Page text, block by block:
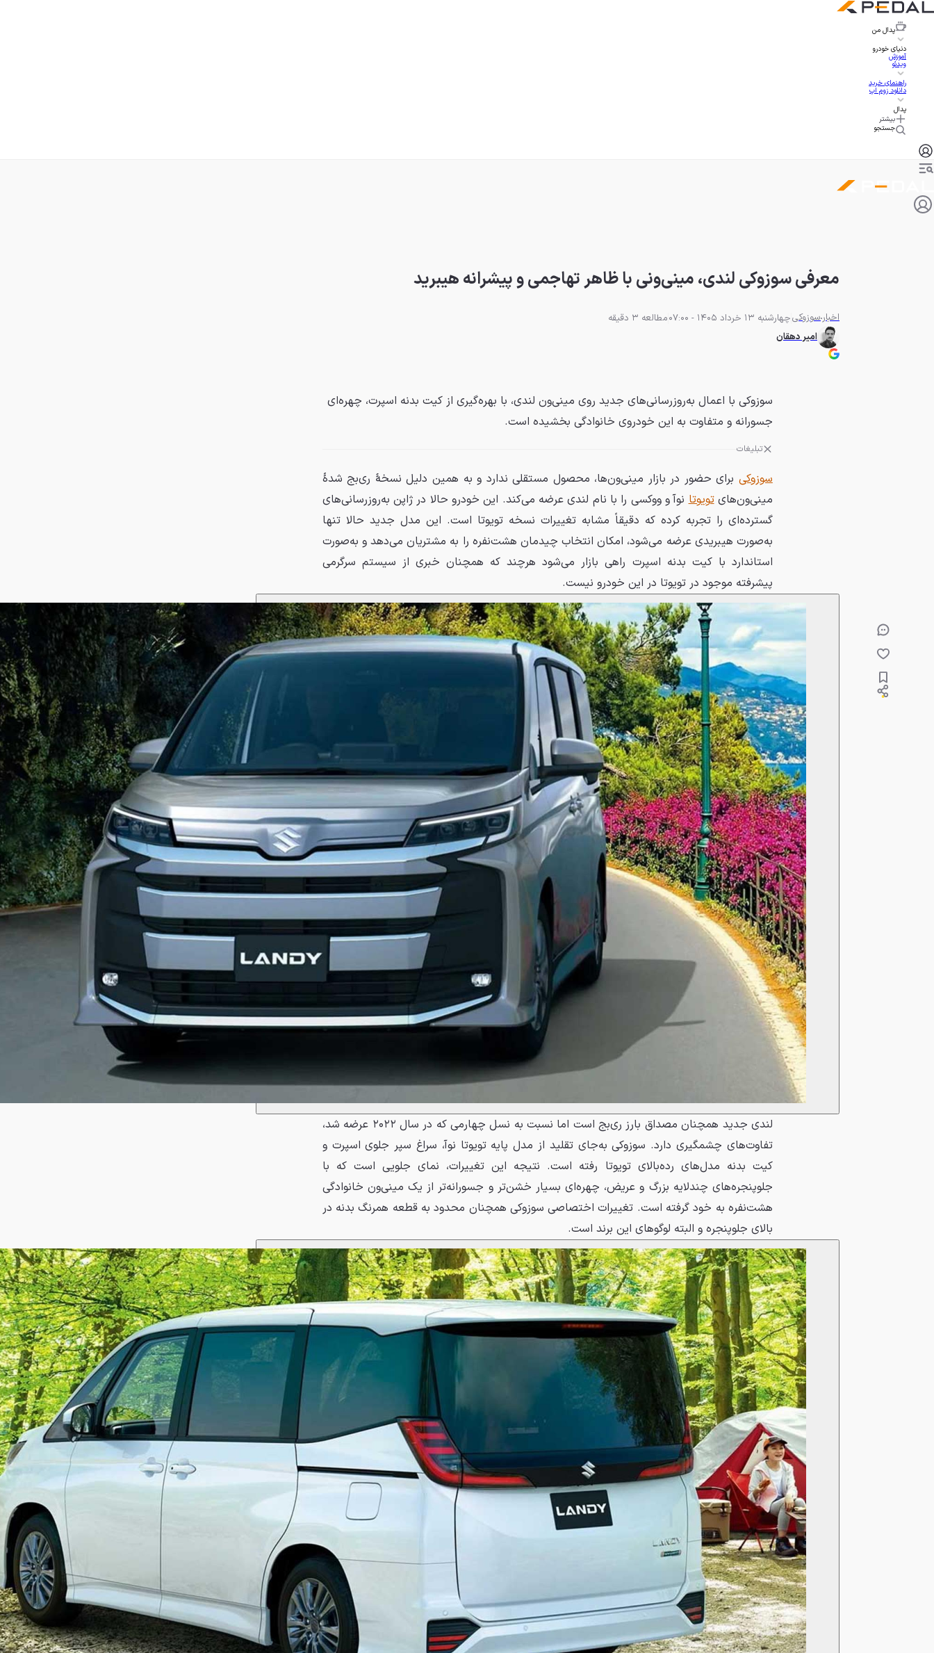
پدال من
دنیای خودرو
آموزش
ویدئو
راهنمای خرید
دانلود زوم اپ
پدال
بیشتر
جستجو
معرفی سوزوکی لندی، مینی‌ونی با ظاهر تهاجمی و پیشرانه هیبرید
اخبارسوزوکیچهارشنبه 13 خرداد 1405 - 07:00
مطالعه 3 دقیقه
امیر دهقان
سوزوکی با اعمال به‌روزرسانی‌های جدید روی مینی‌ون لندی، با بهره‌گیری از کیت بدنه اسپرت، چهره‌ای
جسورانه و متفاوت به این خودروی خانوادگی بخشیده است.
تبلیغات
سوزوکی برای حضور در بازار مینی‌ون‌ها، محصول مستقلی ندارد و به همین دلیل نسخهٔ ری‌بج شدهٔ
مینی‌ون‌هایتویوتانوآ و ووکسی را با نام لندی عرضه می‌کند. این خودرو حالا در ژاپن به‌روزرسانی‌های
گسترده‌ای را تجربه کرده که دقیقاً مشابه تغییرات نسخه تویوتا است. این مدل جدید حالا تنها
به‌صورت هیبریدی عرضه می‌شود، امکان انتخاب چیدمان هشت‌نفره را به مشتریان می‌دهد و به‌صورت
استاندارد با کیت بدنه اسپرت راهی بازار می‌شود هرچند که همچنان خبری از سیستم سرگرمی
پیشرفته موجود در تویوتا در این خودرو نیست.
لندی جدید همچنان مصداق بارز ری‌بج است اما نسبت به نسل چهارمی که در سال ۲۰۲۲ عرضه شد،
تفاوت‌های چشمگیری دارد. سوزوکی به‌جای تقلید از مدل پایه تویوتا نوآ، سراغ سپر جلوی اسپرت و
کیت بدنه مدل‌های رده‌بالای تویوتا رفته است. نتیجه این تغییرات، نمای جلویی است که با
جلوپنجره‌های چندلایه بزرگ و عریض، چهره‌ای بسیار خشن‌تر و جسورانه‌تر از یک مینی‌ون خانوادگی
هشت‌نفره به خود گرفته است. تغییرات اختصاصی سوزوکی همچنان محدود به قطعه همرنگ بدنه در
بالای جلوپنجره و البته لوگوهای این برند است.